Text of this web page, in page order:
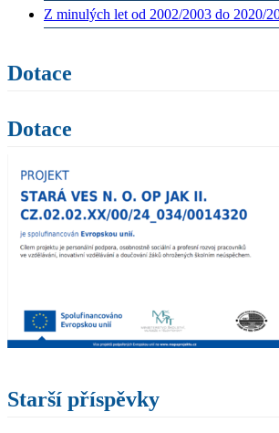
Z minulých let od 2002/2003 do 2020/
Dotace
Dotace
Starší příspěvky